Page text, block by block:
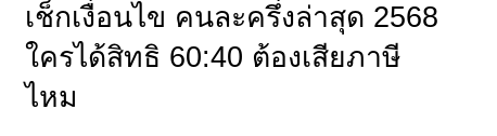
เช็กเงื่อนไข คนละครึ่งล่าสุด 2568
ใครได้สิทธิ 60:40 ต้องเสียภาษี
ไหม